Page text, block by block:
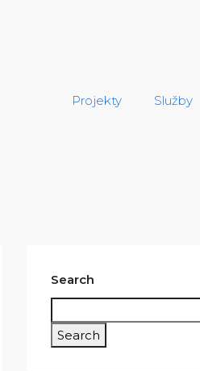
Projekty Služby
Search
Search